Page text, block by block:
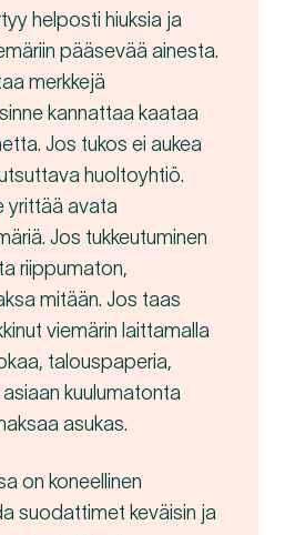
helposti hiuksia ja
pääsevää ainesta.
merkkejä
kannattaa kaataa
Jos tukos ei aukea
huoltoyhtiö.
yrittää avata
Jos tukkeutuminen
riippumaton,
mitään. Jos taas
viemärin laittamalla
talouspaperia,
kuulumatonta
asukas.
on koneellinen
suodattimet keväisin ja